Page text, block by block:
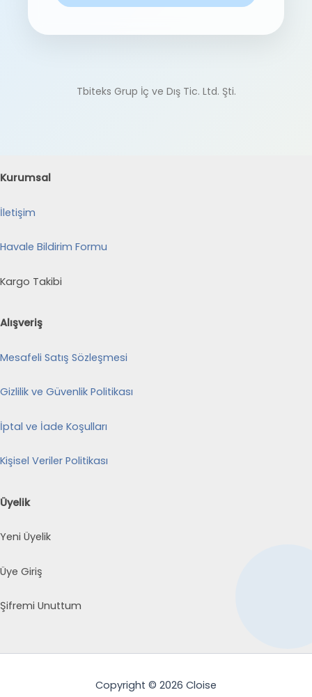
Tbiteks Grup İç ve Dış Tic. Ltd. Şti.
Kurumsal
İletişim
Havale Bildirim Formu
Kargo Takibi
Alışveriş
Mesafeli Satış Sözleşmesi
Gizlilik ve Güvenlik Politikası
İptal ve İade Koşulları
Kişisel Veriler Politikası
Üyelik
Yeni Üyelik
Üye Giriş
Şifremi Unuttum
Copyright © 2026 Cloise